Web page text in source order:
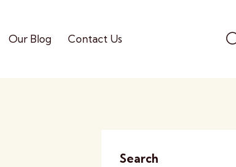
Our Blog Contact Us
Search